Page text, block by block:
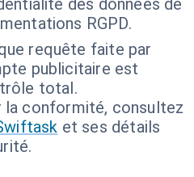
des données de
RGPD.
requête faite par
publicitaire est
total.
la conformité, consultez
et ses détails